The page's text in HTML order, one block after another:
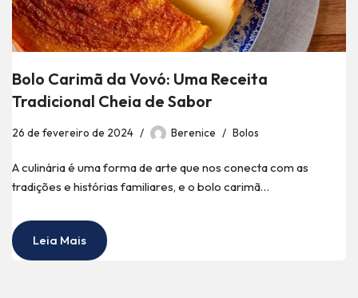
Bolo Carimã da Vovó: Uma Receita
Tradicional Cheia de Sabor
26 de fevereiro de 2024 Berenice Bolos
A culinária é uma forma de arte que nos conecta com as
tradições e histórias familiares, e o bolo carimã…
Leia Mais